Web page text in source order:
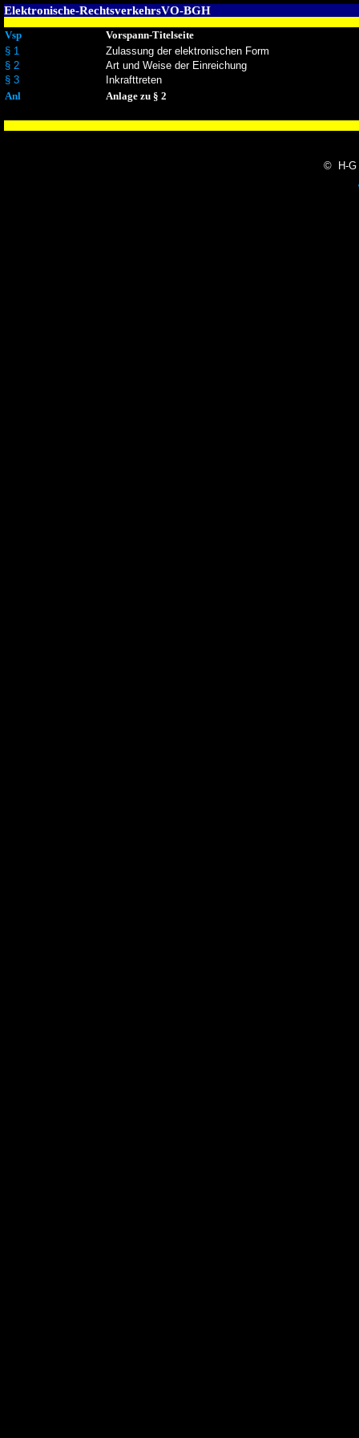
Elektronische-RechtsverkehrsVO-BGH
Vsp
Vorspann-Titelseite
§ 1
§ 2
§ 3
Zulassung der elektronischen Form
Art und Weise der Einreichung
Inkrafttreten
Anl
Anlage zu § 2
© H-G